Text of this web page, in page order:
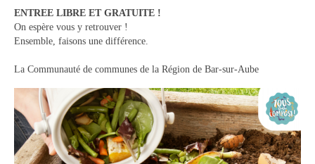
Téléphonie mobile / Internet
Collecte des déchets
Affouages
Location de salles
Services funéraires
Vie municipale
ENTREE LIBRE ET GRATUITE !
On espère vous y retrouver !
Ensemble, faisons une différence.
La Communauté de communes de la Région de Bar-sur-Aube